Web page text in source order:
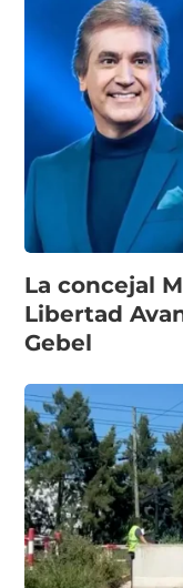
La concejal
Libertad
Gebel